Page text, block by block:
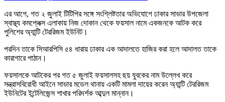
এর আগে, গত ২ জুলাই টিটিপির সঙ্গে সংশ্লিষ্টতার অভিযোগে ঢাকার সাভার উপজেলা
স্বাস্থ্য কমপ্লেক্স এলাকায় নিজ দোকান থেকে ফয়সাল নামে একজনকে আটক করে
পুলিশের অ্যান্টি টেররিজম ইউনিট।
পরদিন তাকে সিআরপিসি ৫৪ ধারায় ঢাকার এক আদালতে হাজির করা হলে আদালত তাকে
কারাগারে পাঠান।
ফয়সালকে আটকের পর গত ৫ জুলাই ফয়সালসহ ছয় যুবকের নাম উল্লেখ করে
সন্ত্রাসবিরোধী আইনে সাভার মডেল থানায় একটি মামলা দায়ের করেন অ্যান্টি টেররিজম
ইউনিটের ইন্টেলিজেন্স শাখার পরিদর্শক আব্দুল মান্নান।